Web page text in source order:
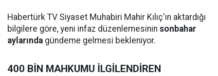
Habertürk TV Siyaset Muhabiri Mahir Kılıç'ın aktardığı
bilgilere göre, yeni infaz düzenlemesinin sonbahar
aylarında gündeme gelmesi bekleniyor.
400 BİN MAHKUMU İLGİLENDİREN